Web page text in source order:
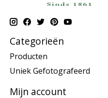
Categorieën
Producten
Uniek Gefotografeerd
Mijn account